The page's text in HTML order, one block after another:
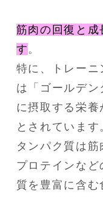
筋肉の回復と
す 。
特に、トレー
は「ゴールデ
に摂取する栄養
とされています
タンパク質は
プロテインなど
質を豊富に含む